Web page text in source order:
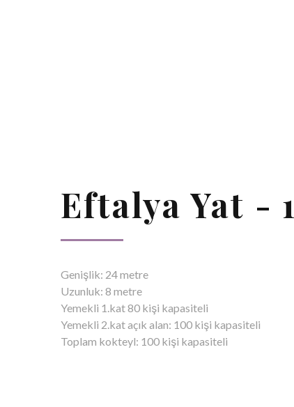
Eftalya Yat - 1
Genişlik: 24 metre
Uzunluk: 8 metre
Yemekli 1.kat 80 kişi kapasiteli
Yemekli 2.kat açık alan: 100 kişi kapasiteli
Toplam kokteyl: 100 kişi kapasiteli